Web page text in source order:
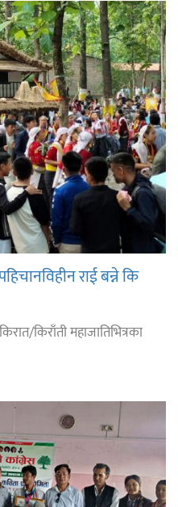
राई बन्ने कि
किराँती महाजातिभित्रका